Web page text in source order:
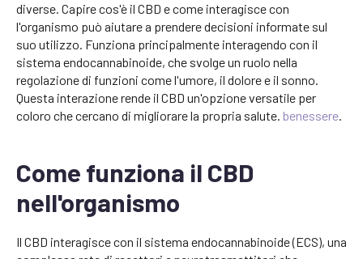
diverse. Capire cos'è il CBD e come interagisce con
l'organismo può aiutare a prendere decisioni informate sul
suo utilizzo. Funziona principalmente interagendo con il
sistema endocannabinoide, che svolge un ruolo nella
regolazione di funzioni come l'umore, il dolore e il sonno.
Questa interazione rende il CBD un'opzione versatile per
coloro che cercano di migliorare la propria salute. benessere.
Come funziona il CBD
nell'organismo
Il CBD interagisce con il sistema endocannabinoide (ECS), una